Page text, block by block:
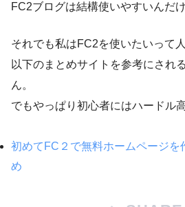
FC2ブログは結構使いやすいんだけ
それでも私はFC2を使いたいって人
以下のまとめサイトを参考にされ
ん。
でもやっぱり初心者にはハードル
初めてFC２で無料ホームページを
め